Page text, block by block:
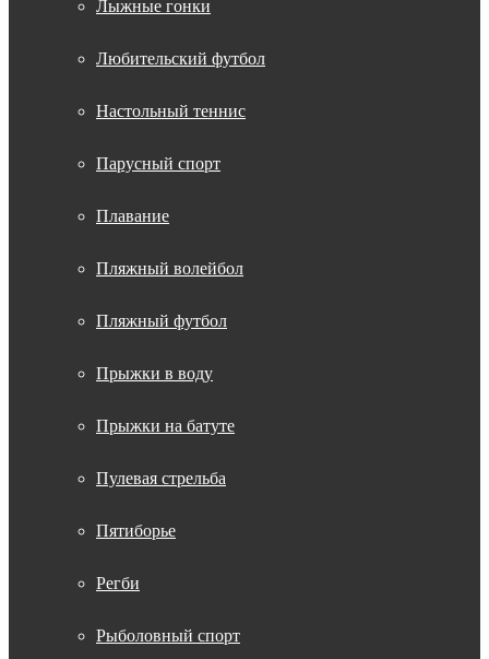
Лыжные гонки
Любительский футбол
Настольный теннис
Парусный спорт
Плавание
Пляжный волейбол
Пляжный футбол
Прыжки в воду
Прыжки на батуте
Пулевая стрельба
Пятиборье
Регби
Рыболовный спорт